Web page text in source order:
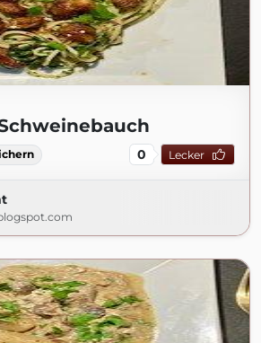
0 Lecker